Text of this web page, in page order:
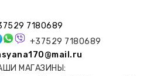
7180689
+37529 7180689
МАГАЗИНЫ: